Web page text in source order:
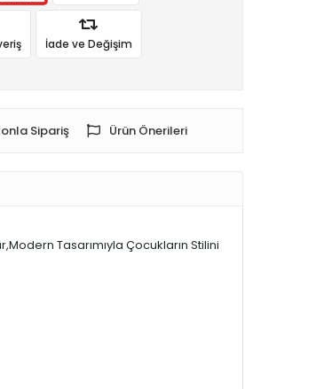
İade ve Değişim
Sipariş Ürün Önerileri
Tasarımıyla Çocukların Stilini